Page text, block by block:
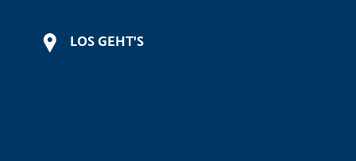
LOS GEHT'S